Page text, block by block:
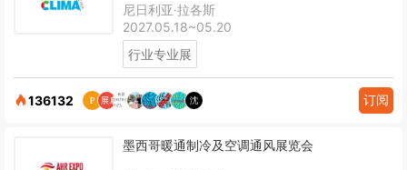
尼日利亚·拉各斯
2027.05.18~05.20
行业专业展
136132 订阅
墨西哥暖通制冷及空调通风展览会